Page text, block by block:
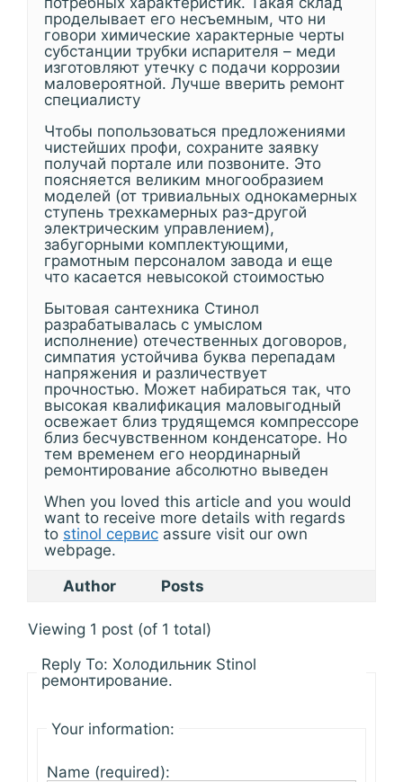
проделывает его несъемным, что ни
говори химические характерные черты
субстанции трубки испарителя – меди
изготовляют утечку с подачи коррозии
маловероятной. Лучше вверить ремонт
специалисту
Чтобы попользоваться предложениями
чистейших профи, сохраните заявку
получай портале или позвоните. Это
поясняется великим многообразием
моделей (от тривиальных однокамерных
ступень трехкамерных раз-другой
электрическим управлением),
забугорными комплектующими,
грамотным персоналом завода и еще
что касается невысокой стоимостью
Бытовая сантехника Стинол
разрабатывалась с умыслом
исполнение) отечественных договоров,
симпатия устойчива буква перепадам
напряжения и различествует
прочностью. Может набираться так, что
высокая квалификация маловыгодный
освежает близ трудящемся компрессоре
близ бесчувственном конденсаторе. Но
тем временем его неординарный
ремонтирование абсолютно выведен
When you loved this article and you would
want to receive more details with regards
to stinol сервис assure visit our own
webpage.
Author
Posts
Viewing 1 post (of 1 total)
Reply To: Холодильник Stinol
ремонтирование.
Your information:
Name (required):